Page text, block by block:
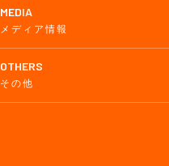
MEDIA
メディア情報
OTHERS
その他